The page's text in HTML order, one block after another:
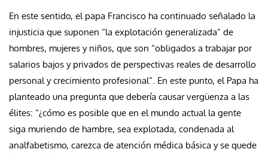
En este sentido, el papa Francisco ha continuado señalado la
injusticia que suponen “la explotación generalizada” de
hombres, mujeres y niños, que son “obligados a trabajar por
salarios bajos y privados de perspectivas reales de desarrollo
personal y crecimiento profesional”. En este punto, el Papa ha
planteado una pregunta que debería causar vergüenza a las
élites: “¿cómo es posible que en el mundo actual la gente
siga muriendo de hambre, sea explotada, condenada al
analfabetismo, carezca de atención médica básica y se quede